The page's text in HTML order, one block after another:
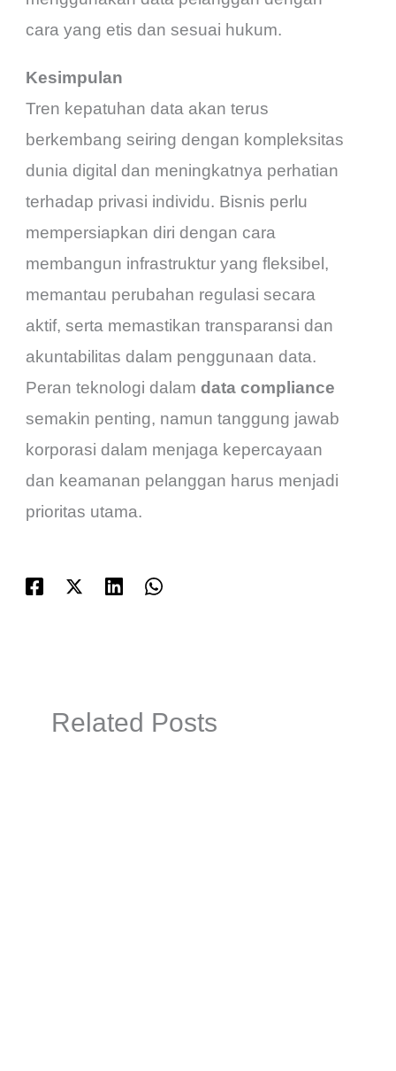
cara yang etis dan sesuai hukum.
Kesimpulan
Tren kepatuhan data akan terus
berkembang seiring dengan kompleksitas
dunia digital dan meningkatnya perhatian
terhadap privasi individu. Bisnis perlu
mempersiapkan diri dengan cara
membangun infrastruktur yang fleksibel,
memantau perubahan regulasi secara
aktif, serta memastikan transparansi dan
akuntabilitas dalam penggunaan data.
Peran teknologi dalamdata compliance
semakin penting, namun tanggung jawab
korporasi dalam menjaga kepercayaan
dan keamanan pelanggan harus menjadi
prioritas utama.
Related Posts